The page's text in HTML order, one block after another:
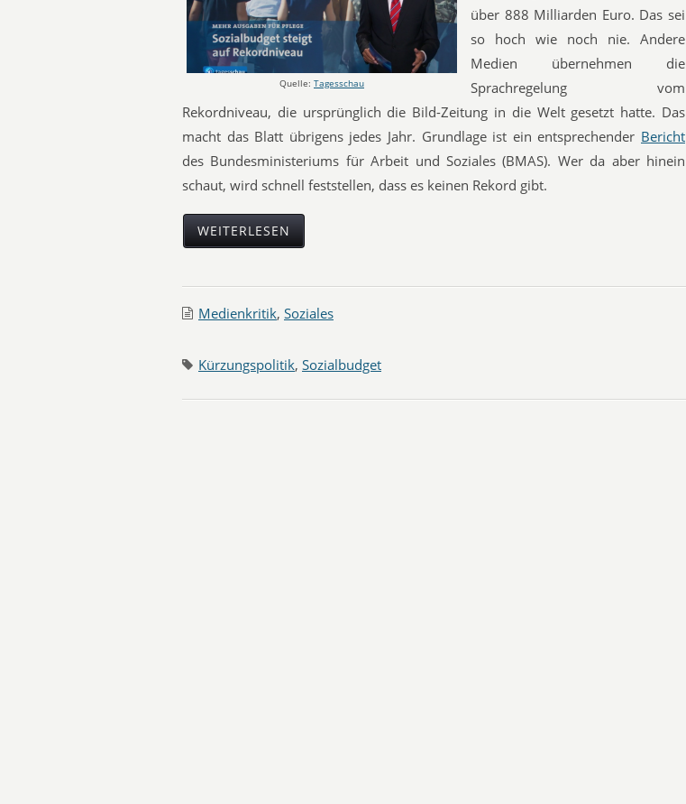
Quelle: Tagesschau
über 888 Milliarden Euro. Das sei
so hoch wie noch nie. Andere
Medien übernehmen die
Sprachregelung vom
Rekordniveau, die ursprünglich die Bild-Zeitung in die Welt gesetzt hatte. Das
macht das Blatt übrigens jedes Jahr. Grundlage ist ein entsprechender Bericht
des Bundesministeriums für Arbeit und Soziales (BMAS). Wer da aber hinein
schaut, wird schnell feststellen, dass es keinen Rekord gibt.
WEITERLESEN
Medienkritik, Soziales
Kürzungspolitik, Sozialbudget